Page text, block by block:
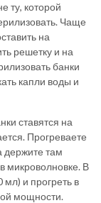
ту, которой
Чаще
на
решетку и на
банки
капли воды и
ставятся на
Прогреваете
держите там
микроволновке. В
и прогреть в
мощности.